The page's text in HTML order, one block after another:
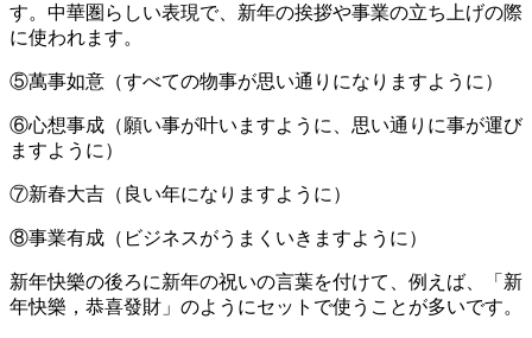
す。中華圏らしい表現で、新年の挨拶や事業の立ち上げの際
に使われます。
⑤萬事如意（すべての物事が思い通りになりますように）
⑥心想事成（願い事が叶いますように、思い通りに事が運び
ますように）
⑦新春大吉（良い年になりますように）
⑧事業有成（ビジネスがうまくいきますように）
新年快樂の後ろに新年の祝いの言葉を付けて、例えば、「新
年快樂，恭喜發財」のようにセットで使うことが多いです。